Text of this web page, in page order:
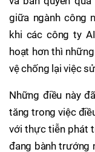
giữa ngành công
khi các công ty
hoạt hơn thì
vệ chống lại việc
Những điều này
tăng trong việc
với thực tiễn phát
đang bành trướng